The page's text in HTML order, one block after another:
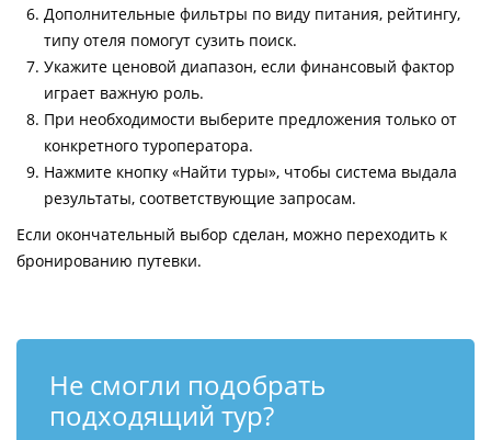
Дополнительные фильтры по виду питания, рейтингу,
типу отеля помогут сузить поиск.
Укажите ценовой диапазон, если финансовый фактор
играет важную роль.
При необходимости выберите предложения только от
конкретного туроператора.
Нажмите кнопку «Найти туры», чтобы система выдала
результаты, соответствующие запросам.
Если окончательный выбор сделан, можно переходить к
бронированию путевки.
Не смогли подобрать
подходящий тур?